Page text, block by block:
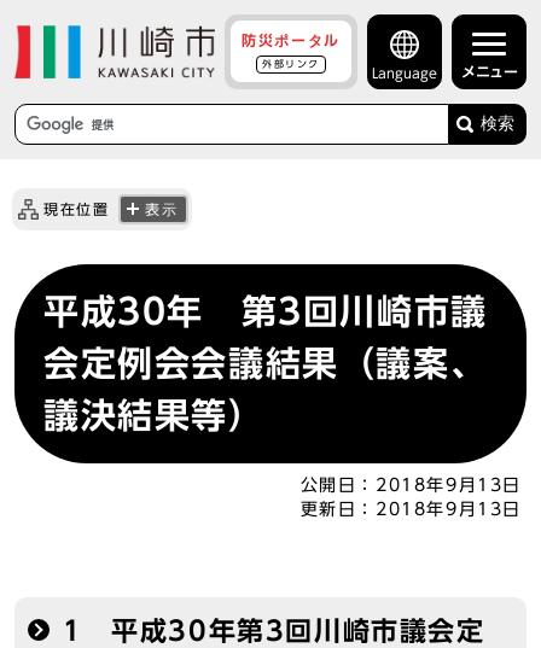
防災ポータル
外部リンク
Language メニュー
検索
現在位置 表示
平成30年 第3回川崎市議
会定例会会議結果（議案、
議決結果等）
公開日： 2018年9月13日
更新日： 2018年9月13日
1 平成30年第3回川崎市議会定